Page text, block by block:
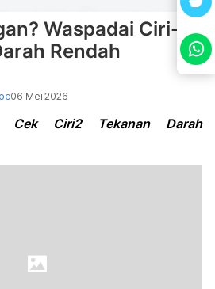
Waspadai Ciri-
Rendah
06 Mei 2026
Cek Ciri2 Tekanan Darah